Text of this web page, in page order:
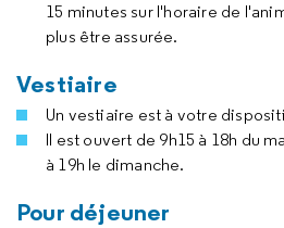
15 minutes sur l'horaire de
plus être assurée.
Vestiaire
Un vestiaire est à votre
Il est ouvert de 9h15 à 18h du
à 19h le dimanche.
Pour déjeuner